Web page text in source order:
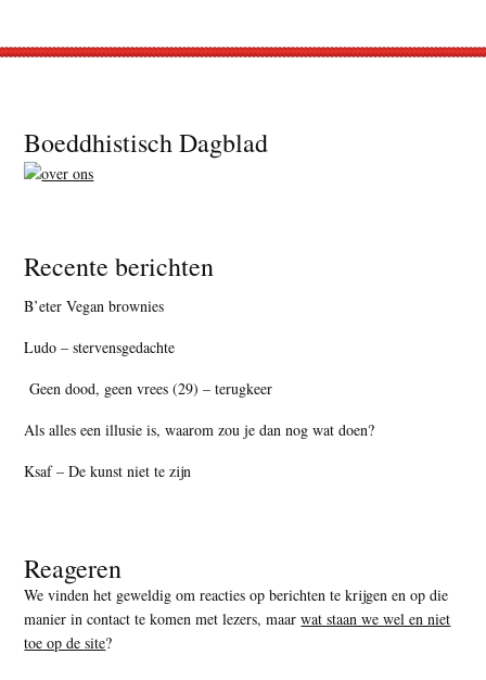
Footer
Boeddhistisch Dagblad
Recente berichten
B’eter Vegan brownies
Ludo – stervensgedachte
Geen dood, geen vrees (29) – terugkeer
Als alles een illusie is, waarom zou je dan nog wat doen?
Ksaf – De kunst niet te zijn
Reageren
We vinden het geweldig om reacties op berichten te krijgen en op die
manier in contact te komen met lezers, maarwat staan we wel en niet
toe op de site?